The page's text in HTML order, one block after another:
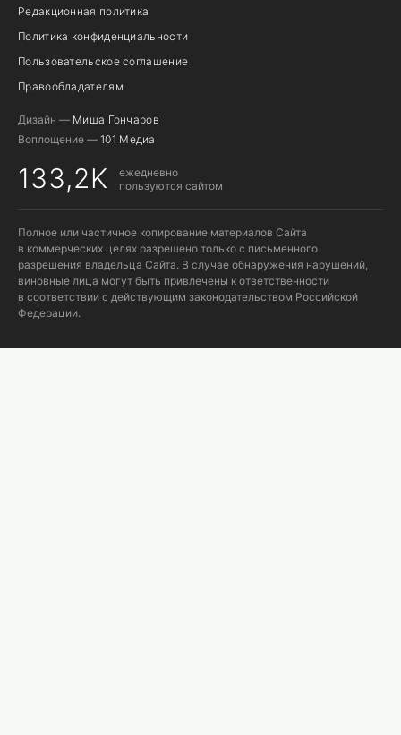
Редакционная политика
Политика конфиденциальности
Пользовательское соглашение
Правообладателям
Дизайн — Миша Гончаров
Воплощение — 101 Медиа
133,2K
ежедневно
пользуются сайтом
Полное или частичное копирование материалов Сайта
в коммерческих целях разрешено только с письменного
разрешения владельца Сайта. В случае обнаружения нарушений,
виновные лица могут быть привлечены к ответственности
в соответствии с действующим законодательством Российской
Федерации.